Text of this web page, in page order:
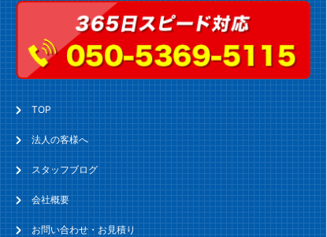
TOP
法人の客様へ
スタッフブログ
会社概要
お問い合わせ・お見積り